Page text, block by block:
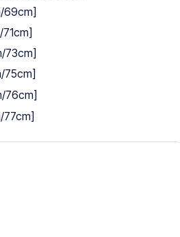
69cm]
71cm]
73cm]
75cm]
76cm]
77cm]